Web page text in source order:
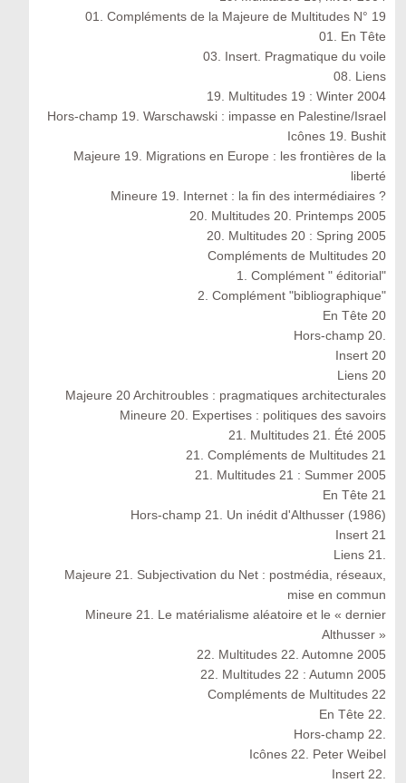
01. Compléments de la Majeure de Multitudes N° 19
01. En Tête
03. Insert. Pragmatique du voile
08. Liens
19. Multitudes 19 : Winter 2004
Hors-champ 19. Warschawski : impasse en Palestine/Israel
Icônes 19. Bushit
Majeure 19. Migrations en Europe : les frontières de la
liberté
Mineure 19. Internet : la fin des intermédiaires ?
20. Multitudes 20. Printemps 2005
20. Multitudes 20 : Spring 2005
Compléments de Multitudes 20
1. Complément " éditorial"
2. Complément "bibliographique"
En Tête 20
Hors-champ 20.
Insert 20
Liens 20
Majeure 20 Architroubles : pragmatiques architecturales
Mineure 20. Expertises : politiques des savoirs
21. Multitudes 21. Été 2005
21. Compléments de Multitudes 21
21. Multitudes 21 : Summer 2005
En Tête 21
Hors-champ 21. Un inédit d'Althusser (1986)
Insert 21
Liens 21.
Majeure 21. Subjectivation du Net : postmédia, réseaux,
mise en commun
Mineure 21. Le matérialisme aléatoire et le « dernier
Althusser »
22. Multitudes 22. Automne 2005
22. Multitudes 22 : Autumn 2005
Compléments de Multitudes 22
En Tête 22.
Hors-champ 22.
Icônes 22. Peter Weibel
Insert 22.